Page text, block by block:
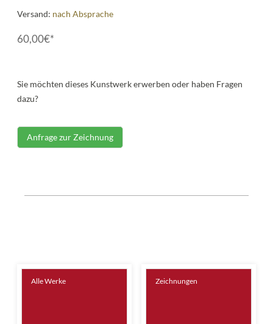
Versand: nach Absprache
60,00€*
Sie möchten dieses Kunstwerk erwerben oder haben Fragen
dazu?
Anfrage zur Zeichnung
Alle Werke Zeichnungen